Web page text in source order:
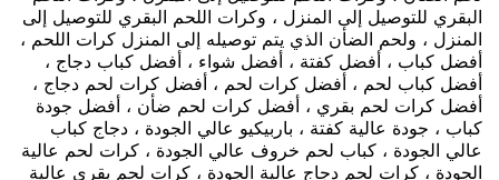
البقري للتوصيل إلى المنزل ، وكرات اللحم البقري للتوصيل إلى
المنزل ، ولحم الضأن الذي يتم توصيله إلى المنزل كرات اللحم ،
أفضل كباب ، أفضل كفتة ، أفضل شواء ، أفضل كباب دجاج ،
أفضل كباب لحم ، أفضل كرات لحم ، أفضل كرات لحم دجاج ،
أفضل كرات لحم بقري ، أفضل كرات لحم ضأن ، أفضل جودة
كباب ، جودة عالية كفتة ، باربيكيو عالي الجودة ، دجاج كباب
عالي الجودة ، كباب لحم خروف عالي الجودة ، كرات لحم عالية
الجودة ، كرات لحم دجاج عالية الجودة ، كرات لحم بقري عالية